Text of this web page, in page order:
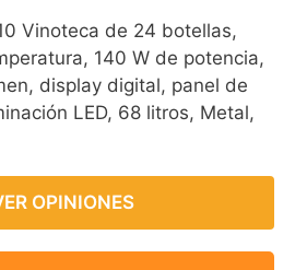
Vinoteca de 24 botellas,
140 W de potencia,
display digital, panel de
LED, 68 litros, Metal,
OPINIONES